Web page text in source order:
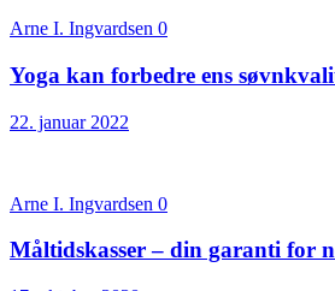
Arne I. Ingvardsen 0
Yoga kan forbedre ens
22. januar 2022
Arne I. Ingvardsen 0
Måltidskasser – din garanti for